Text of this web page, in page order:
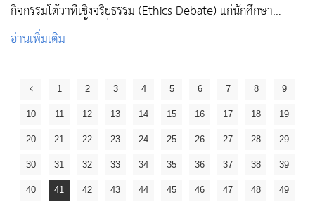
กิจกรรมโต้วาทีเชิงจริยธรรม (Ethics Debate) แก่นักศึกษา
พยาบาลศาสตร์ชั้นปีที่ 2
อ่านเพิ่มเติม
1 2 3 4 5 6 7 8 9
10 11 12 13 14 15 16 17 18 19
20 21 22 23 24 25 26 27 28 29
30 31 32 33 34 35 36 37 38 39
40 41 42 43 44 45 46 47 48 49